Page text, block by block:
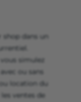
dans un
simulez
ou sans
location du
ventes de